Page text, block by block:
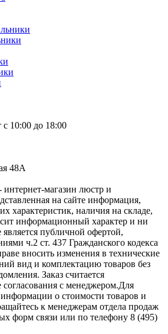
10:00 до 18:00
48А
магазин люстр и
на сайте информация,
характеристик, наличия на складе,
информационный характер и ни
публичной офертой,
ч.2 ст. 437 Гражданского кодекса
вносить изменения в технические
вид и комплектацию товаров без
Заказ считается
с менеджером.Для
о стоимости товаров и
к менеджерам отдела продаж
форм связи или по телефону 8 (495)